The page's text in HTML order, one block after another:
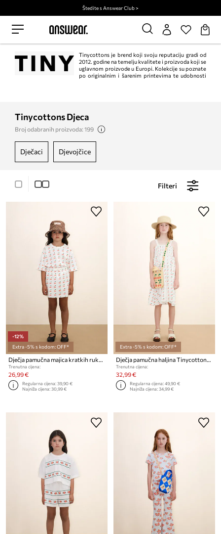
Štedite s Answear Club >
Tinycottons je brend koji svoju reputaciju gradi od
2012. godine na temelju kvalitete i proizvoda koji se
uglavnom proizvode u Europi. Kolekcije su poznate
po originalnim i šarenim printevima te udobnosti
Tinycottons Djeca
Broj odabranih proizvoda: 199
dječaci djevojčice
Filteri
-12%
Extra -5% s kodom: OFF*
Dječja pamučna majica kratkih rukava Tinycottons CHERRIES KNITTED TEE
Trenutna cijena:
26,99 €
Regularna cijena:39,90 €
Najniža cijena:30,99 €
Extra -5% s kodom: OFF*
Dječja pamučna haljina Tinycottons CHERRIES STRAP DRESS
Trenutna cijena:
32,99 €
Regularna cijena:49,90 €
Najniža cijena:34,99 €